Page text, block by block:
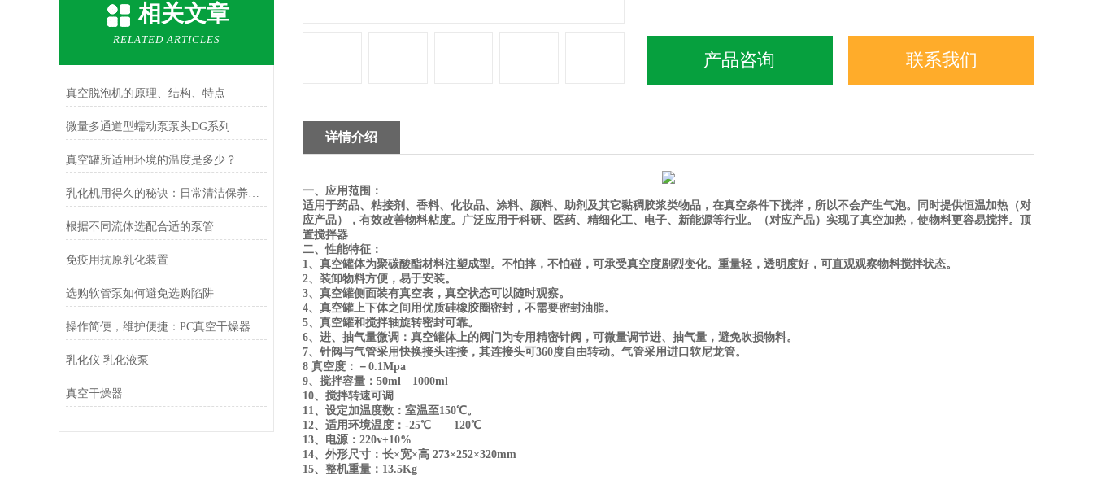
相关文章
RELATED ARTICLES
真空脱泡机的原理、结构、特点
微量多通道型蠕动泵泵头DG系列
真空罐所适用环境的温度是多少？
乳化机用得久的秘诀：日常清洁保养与常见故障排查方法
根据不同流体选配合适的泵管
免疫用抗原乳化装置
选购软管泵如何避免选购陷阱
操作简便，维护便捷：PC真空干燥器的用户友好性
乳化仪 乳化液泵
真空干燥器
产品咨询 联系我们
详情介绍
一、应用范围：
适用于药品、粘接剂、香料、化妆品、涂料、颜料、助剂及其它黏稠胶浆类物品，在真空条件下搅拌，所以不会产生气泡。
同时提供恒温加热（对
应产品），有效改善物料粘度。广泛应用于科研、医药、精细化工、电子、新能源等行业。
（对应产品）实现了真空加热，使物料更容易搅拌。 顶
置搅拌器
二、性能特征：
1、真空罐体为聚碳酸酯材料注塑成型。不怕摔，不怕碰，可承受真空度剧烈变化。重量轻，透明度好，可直观观察物料搅拌状态。
2、装卸物料方便，易于安装。
3、真空罐侧面装有真空表，真空状态可以随时观察。
4、真空罐上下体之间用优质硅橡胶圈密封，不需要密封油脂。
5、真空罐和搅拌轴旋转密封可靠。
6、进、抽气量微调：真空罐体上的阀门为专用精密针阀，可微量调节进、抽气量，避免吹损物料。
7、针阀与气管采用快换接头连接，其连接头可360度自由转动。气管采用进口软尼龙管。
8 真空度：－ 0.1Mpa
9、搅拌容量： 50ml—1000ml
10、搅拌转速可调
11、设定加温度数：室温至150℃。
12、适用环境温度： -25℃——120℃
13、电源： 220v±10%
14、外形尺寸：长×宽×高 273×252×320mm
15、整机重量： 13.5Kg